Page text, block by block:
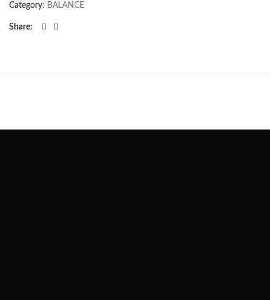
Category: BALANCE
Share